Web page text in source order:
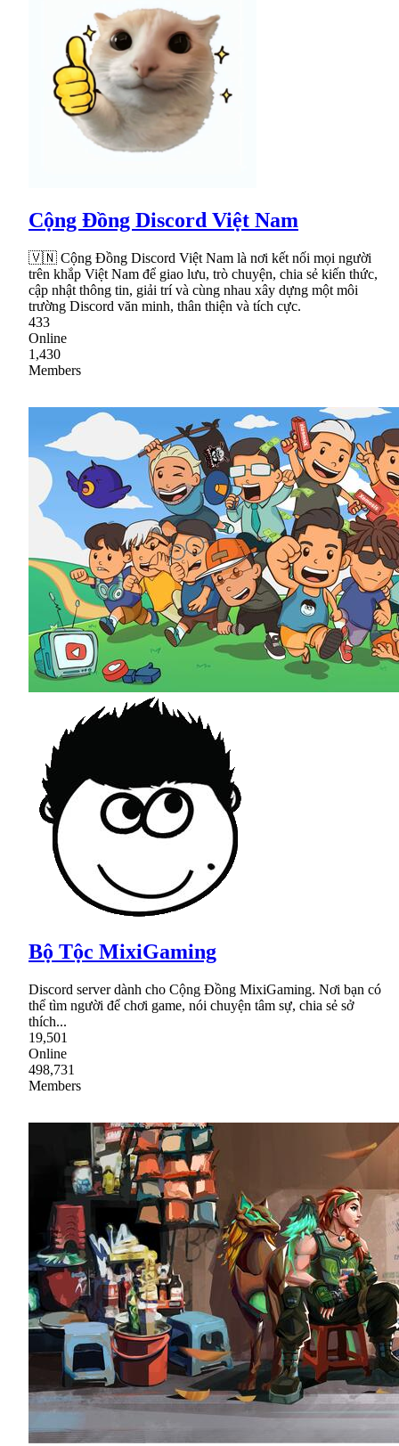
Cộng Đồng Discord Việt Nam
🇻🇳 Cộng Đồng Discord Việt Nam là nơi kết nối mọi người
trên khắp Việt Nam để giao lưu, trò chuyện, chia sẻ kiến thức,
cập nhật thông tin, giải trí và cùng nhau xây dựng một môi
trường Discord văn minh, thân thiện và tích cực.
433
Online
1,430
Members
Bộ Tộc MixiGaming
Discord server dành cho Cộng Đồng MixiGaming. Nơi bạn có
thể tìm người để chơi game, nói chuyện tâm sự, chia sẻ sở
thích...
19,501
Online
498,731
Members